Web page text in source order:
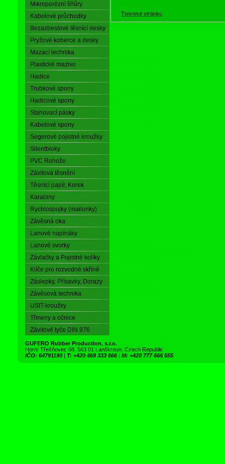
Mikroporézní šňůry
Kabelové průchodky
Bezazbestové těsnící desky
Pryžové koberce a desky
Mazací technika
Plastické mazivo
Hadice
Trubkové spony
Hadicové spony
Stahovací pásky
Kabelové spony
Segerové pojistné kroužky
Silentbloky
PVC Rohože
Závitová těsnění
Těsnící papír, Korek
Karabiny
Rychlospojky (mailonky)
Závěsná oka
Lanové napínáky
Lanové svorky
Závlačky a Pojistné kolíky
Klíče pro rozvodné skříně
Záslepky, Přísavky, Dorazy
Závěsová technika
USIT-kroužky
Třmeny a očnice
Závitové tyče DIN 976
Tisknout stránku
GUFERO Rubber Production, s.r.o.
Horní Třešňovec 68, 563 01 Lanškroun, Czech Republic
IČO: 64791190 | T: +420 469 333 666 | M: +420 777 666 555